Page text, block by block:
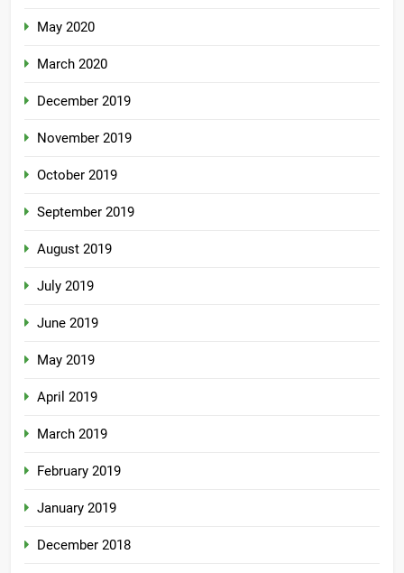
May 2020
March 2020
December 2019
November 2019
October 2019
September 2019
August 2019
July 2019
June 2019
May 2019
April 2019
March 2019
February 2019
January 2019
December 2018